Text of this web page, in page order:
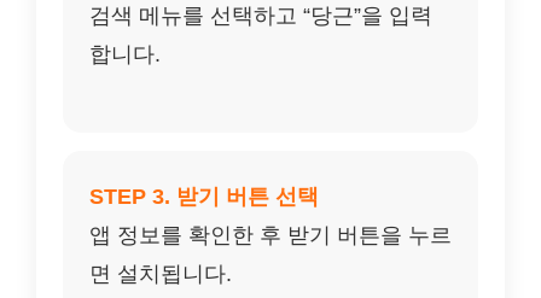
검색 메뉴를 선택하고 “당근”을 입력
합니다.
STEP 3. 받기 버튼 선택
앱 정보를 확인한 후 받기 버튼을 누르
면 설치됩니다.